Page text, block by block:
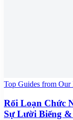
Top Guides from Our
Rối Loạn Chức
Sự Lười Biếng